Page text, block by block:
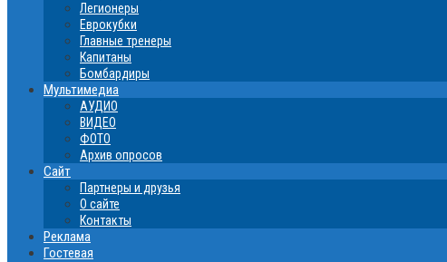
Легионеры
Еврокубки
Главные тренеры
Капитаны
Бомбардиры
Мультимедиа
АУДИО
ВИДЕО
ФОТО
Архив опросов
Сайт
Партнеры и друзья
О сайте
Контакты
Реклама
Гостевая